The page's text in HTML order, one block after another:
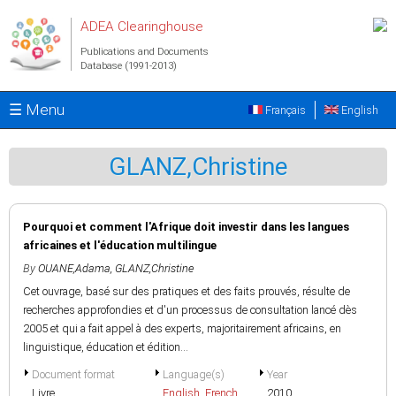
ADEA Clearinghouse
Publications and Documents
Database (1991-2013)
☰ Menu English
Français
GLANZ,Christine
Pourquoi et comment l'Afrique doit investir dans les langues
africaines et l'éducation multilingue
By OUANE,Adama, GLANZ,Christine
Cet ouvrage, basé sur des pratiques et des faits prouvés, résulte de
recherches approfondies et d'un processus de consultation lancé dès
2005 et qui a fait appel à des experts, majoritairement africains, en
linguistique, éducation et édition...
Document format
Livre
Language(s)
English French
Year
2010